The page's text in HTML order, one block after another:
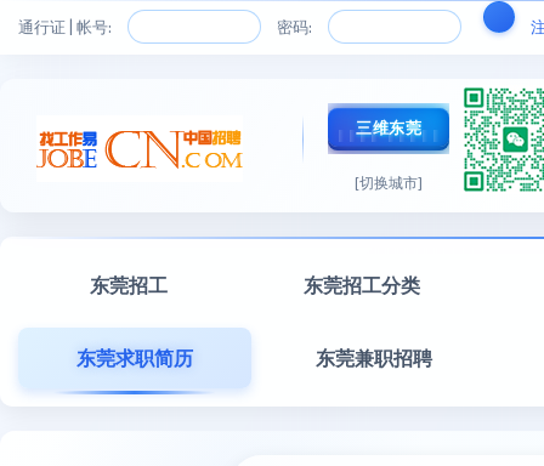
通行证 | 帐号: 密码:
三维东莞
[切换城市]
东莞招工 东莞招工分类
东莞求职简历 东莞兼职招聘